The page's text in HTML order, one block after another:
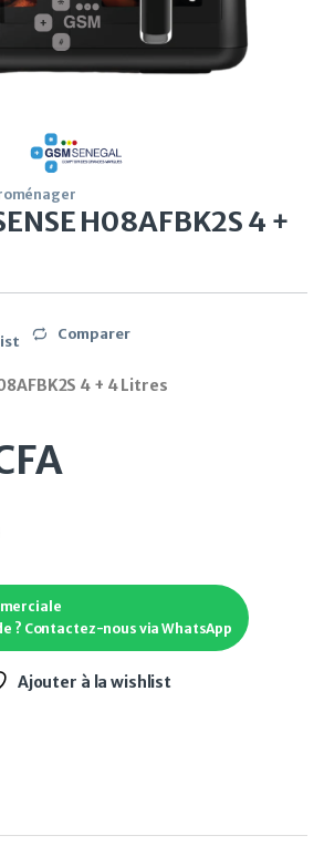
H08AFBK2S 4 +
Comparer
4 + 4 Litres
4 + 4 Litres quantity
? Contactez-nous via WhatsApp
Ajouter à la wishlist